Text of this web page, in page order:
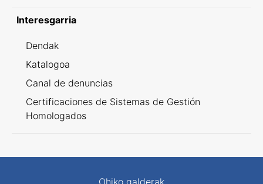
Interesgarria
Dendak
Katalogoa
Canal de denuncias
Certificaciones de Sistemas de Gestión
Homologados